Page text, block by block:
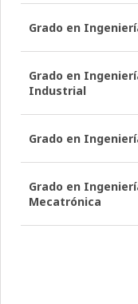
Grado en
Grado en
Industrial
Grado en
Grado en
Mecatrónica